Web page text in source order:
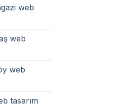
web
web
web
tasarım